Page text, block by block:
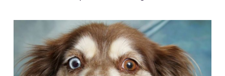
intensiv klåda och obehag för hunden.
Skabb kan för...